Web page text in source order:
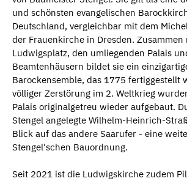
und schönsten evangelischen
Deutschland, vergleichbar mit dem
der Frauenkirche in Dresden. Zusammen
Ludwigsplatz, den umliegenden Palais
Beamtenhäusern bildet sie ein
Barockensemble, das 1775 fertiggestellt
völliger Zerstörung im 2. Weltkrieg
Palais originalgetreu wieder aufgebaut.
Stengel angelegte Wilhelm-Heinrich-
Blick auf das andere Saarufer - eine
Stengel'schen Bauordnung.
Seit 2021 ist die Ludwigskirche zudem